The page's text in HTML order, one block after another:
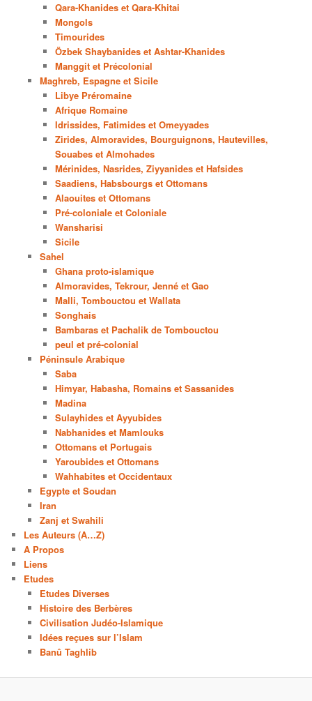
Qara-Khanides et Qara-Khitai
Mongols
Timourides
Özbek Shaybanides et Ashtar-Khanides
Manggit et Précolonial
Maghreb, Espagne et Sicile
Libye Préromaine
Afrique Romaine
Idrissides, Fatimides et Omeyyades
Zirides, Almoravides, Bourguignons, Hautevilles,
Souabes et Almohades
Mérinides, Nasrides, Ziyyanides et Hafsides
Saadiens, Habsbourgs et Ottomans
Alaouites et Ottomans
Pré-coloniale et Coloniale
Wansharisi
Sicile
Sahel
Ghana proto-islamique
Almoravides, Tekrour, Jenné et Gao
Malli, Tombouctou et Wallata
Songhais
Bambaras et Pachalik de Tombouctou
peul et pré-colonial
Péninsule Arabique
Saba
Himyar, Habasha, Romains et Sassanides
Madina
Sulayhides et Ayyubides
Nabhanides et Mamlouks
Ottomans et Portugais
Yaroubides et Ottomans
Wahhabites et Occidentaux
Egypte et Soudan
Iran
Zanj et Swahili
Les Auteurs (A…Z)
A Propos
Liens
Etudes
Etudes Diverses
Histoire des Berbères
Civilisation Judéo-Islamique
Idées reçues sur l’Islam
Banû Taghlib